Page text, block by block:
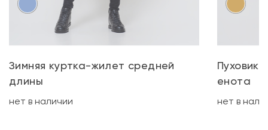
Зимняя куртка-жилет средней
длины
нет в наличии
Пуховик
енота
нет в